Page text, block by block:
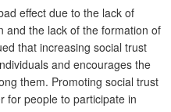
effect due to the lack of
and the lack of the formation of
that increasing social trust
and encourages the
them. Promoting social trust
for people to participate in